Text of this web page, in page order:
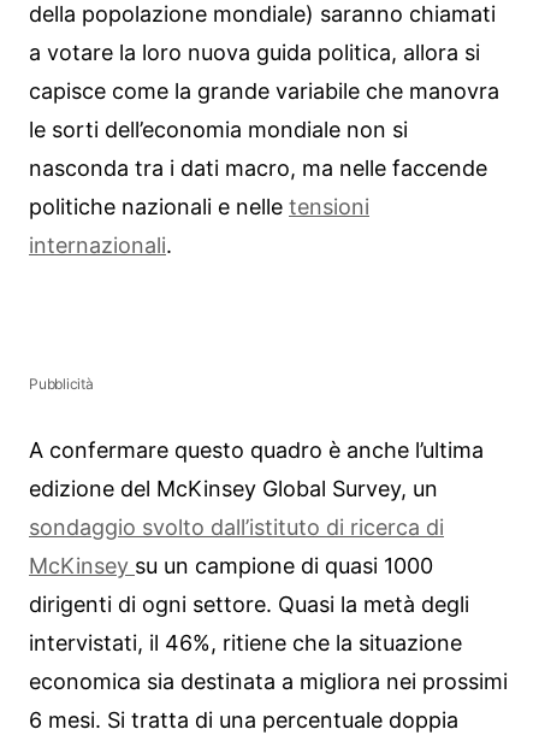
della popolazione mondiale) saranno chiamati
a votare la loro nuova guida politica, allora si
capisce come la grande variabile che manovra
le sorti dell’economia mondiale non si
nasconda tra i dati macro, ma nelle faccende
politiche nazionali e nelle tensioni
internazionali.
Pubblicità
A confermare questo quadro è anche l’ultima
edizione del McKinsey Global Survey, un
sondaggio svolto dall’istituto di ricerca di
McKinsey su un campione di quasi 1000
dirigenti di ogni settore. Quasi la metà degli
intervistati, il 46%, ritiene che la situazione
economica sia destinata a migliora nei prossimi
6 mesi. Si tratta di una percentuale doppia